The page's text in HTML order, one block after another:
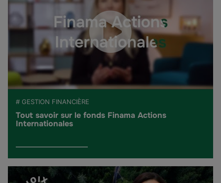
# GESTION FINANCIÈRE
Tout savoir sur le fonds Finama Actions
Internationales